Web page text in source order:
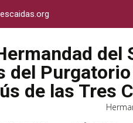
del
del
de las Tres